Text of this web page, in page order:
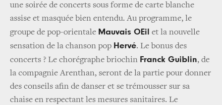
une soirée de concerts sous forme de carte blanche
assise et masquée bien entendu. Au programme, le
groupe de pop-orientale Mauvais OEil et la nouvelle
sensation de la chanson pop Hervé. Le bonus des
concerts ? Le chorégraphe briochin Franck Guiblin, de
la compagnie Arenthan, seront de la partie pour donner
des conseils afin de danser et se trémousser sur sa
chaise en respectant les mesures sanitaires. Le